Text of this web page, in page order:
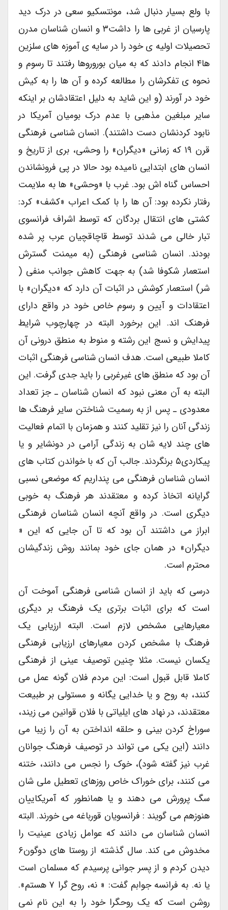
با ولع بسیار دنبال شد، مونتسکیو سعی در درک دید
پارسیان از غربی ها را داشت۳ و انسان شناسان مدرن
تحصیلات اولیه ی خود را در سایه ی آموزه های سلزین
ها۴ انجام دادند که به میان بوروروها رفتند تا رسوم و
نحوه ی تفکرشان را مطالعه کرده و آن ها را به کیش
خود در آورند (و این شاید به دلیل اعتقادشان بر اینکه
سایر مبلغین مذهبی با عدم درک بومیان آمریکا در
نابود کردنشان دست داشتند). انسان شناسی فرهنگی
قرن ۱۹ که زمانی «دیگران» را وحشی، بری از تاریخ و
انسان های ابتدایی نامیده بود حالا در پی فرونشاندن
احساس گناه اش بود. غرب با «وحشی» ها به ملایمت
رفتار نکرده بود: آن ها را با کمک اعراب «کشف» کرد:
کشتی های انتقال بردگان که توسط اشراف فرانسوی
تبار خالی می شدند توسط قاچاقچیان عرب پر شده
بودند. انسان شناسی فرهنگی (به میمنت گسترش
استعمار شکوفا شد) به جهت کاهش جوانب منفی (
شر) استعمار کوشش در اثبات آن دارد که «دیگران» با
اعتقادات و آیین و رسوم خاص خود در واقع دارای
فرهنک اند. این برخورد البته در چهارچوب شرایط
پیدایش و نسج این رشته و منوط به منطق درونی آن
کاملا طبیعی است. هدف انسان شناسی فرهنگی اثبات
آن بود که منطق های غیرغربی را باید جدی گرفت. این
البته به آن معنی نبود که انسان شناسان ـ جز تعداد
معدودی ـ پس از به رسمیت شناختن سایر فرهنگ ها
زندگی آنان را نیز تقلید کنند و همزمان با اتمام فعالیت
های چند لایه شان به زندگی آرامی در دونشایر و یا
پیکاردی۵ برنگردند. جالب آن که با خواندن کتاب های
انسان شناسان فرهنگی می پنداریم که موضعی نسبی
گرایانه اتخاذ کرده و معتقدند هر فرهنگ به خوبی
دیگری است. در واقع آنچه انسان شناسان فرهنگی
ابراز می داشتند آن بود که تا آن جایی که این «
دیگران» در همان جای خود بمانند روش زندگیشان
محترم است.
درسی که باید از انسان شناسی فرهنگی آموخت آن
است که برای اثبات برتری یک فرهنگ بر دیگری
معیارهایی مشخص لازم است. البته ارزیابی یک
فرهنگ با مشخص کردن معیارهای ارزیابی فرهنگی
یکسان نیست. مثلا چنین توصیف عینی از فرهنگی
کاملا قابل قبول است: این مردم فلان گونه عمل می
کنند، به روح و یا خدایی یگانه و مستولی بر طبیعت
معتقدند، در نهاد های ایلیاتی با فلان قوانین می زیند،
سوراخ کردن بینی و حلقه انداختن به آن را زیبا می
دانند ‌(این یکی می تواند در توصیف فرهنگ جوانان
غرب نیز گفته شود)، خوک را نجس می دانند، ختنه
می کنند، برای خوراک خاص روزهای تعطیل ملی شان
سگ پرورش می دهند و یا همانطور که آمریکاییان
هنوزهم می گویند : فرانسویان قورباغه می خورند. البته
انسان شناسان می دانند که عوامل زیادی عینیت را
مخدوش می کند. سال گذشته از روستا های دوگون۶
دیدن کردم و از پسر جوانی پرسیدم که مسلمان است
یا نه. به فرانسه جوابم گفت: « نه، روح گرا ۷ هستم».
روشن است که یک روحگرا خود را به این نام نمی